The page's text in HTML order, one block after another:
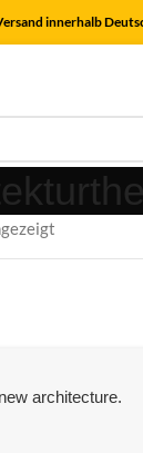
innerhalb
architecture.